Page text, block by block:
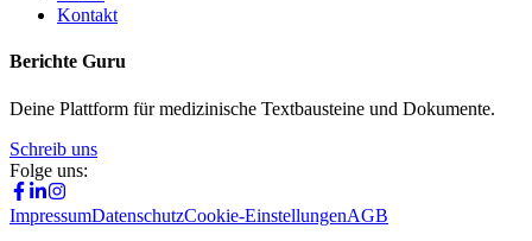
Kontakt
Berichte Guru
Deine Plattform für medizinische Textbausteine und Dokumente.
Schreib uns
Folge uns:
ImpressumDatenschutzCookie-EinstellungenAGB